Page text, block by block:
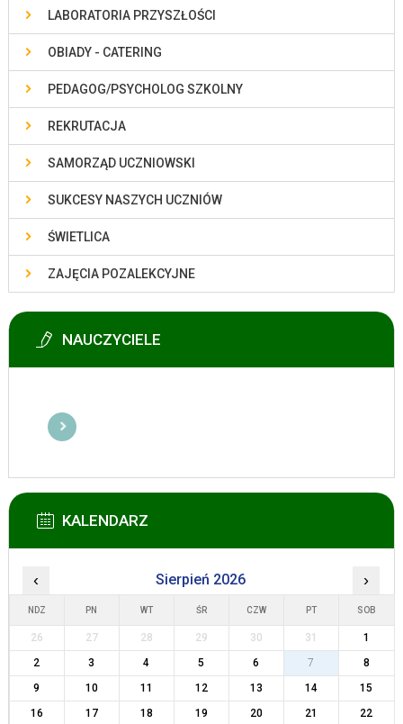
LABORATORIA PRZYSZŁOŚCI
OBIADY - CATERING
PEDAGOG/PSYCHOLOG SZKOLNY
REKRUTACJA
SAMORZĄD UCZNIOWSKI
SUKCESY NASZYCH UCZNIÓW
ŚWIETLICA
ZAJĘCIA POZALEKCYJNE
NAUCZYCIELE
KALENDARZ
‹ Sierpień 2026 ›
NDZ PN WT ŚR CZW PT SOB
26 27 28 29 30 31
1
2
3 4 5 6 7
8
9
10 11 12 13 14
15
16
17 18 19 20 21
22